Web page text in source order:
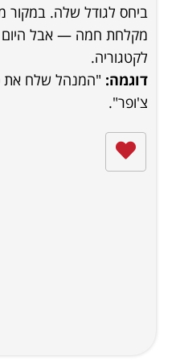
ביחס לגודל שלה.
מקלחת חמה — אבל היום
לקטגוריה.
דוגמה: "המנהל שלח את
צ'ופר".